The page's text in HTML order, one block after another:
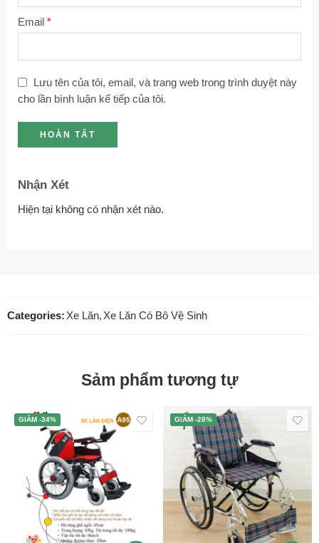
Email *
Lưu tên của tôi, email, và trang web trong trình duyệt này
cho lần bình luận kế tiếp của tôi.
Nhận Xét
Hiện tại không có nhận xét nào.
Categories: Xe Lăn, Xe Lăn Có Bô Vệ Sinh
Sảm phẩm tương tự
GIẢM -34% GIẢM -28%